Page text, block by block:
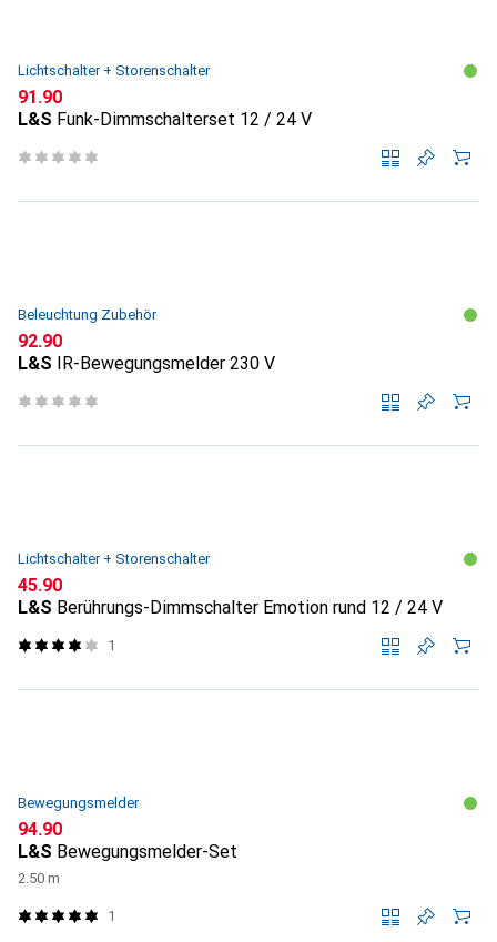
Lichtschalter + Storenschalter
CHF
91.90
L&S Funk-Dimmschalterset 12 / 24 V
Beleuchtung Zubehör
CHF
92.90
L&S IR-Bewegungsmelder 230 V
Lichtschalter + Storenschalter
CHF
45.90
L&S Berührungs-Dimmschalter Emotion rund 12 / 24 V
1
Bewegungsmelder
CHF
94.90
L&S Bewegungsmelder-Set
2.50 m
1